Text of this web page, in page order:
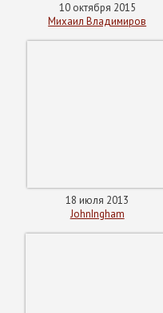
10 октября 2015
Михаил Владимиров
18 июля 2013
JohnIngham